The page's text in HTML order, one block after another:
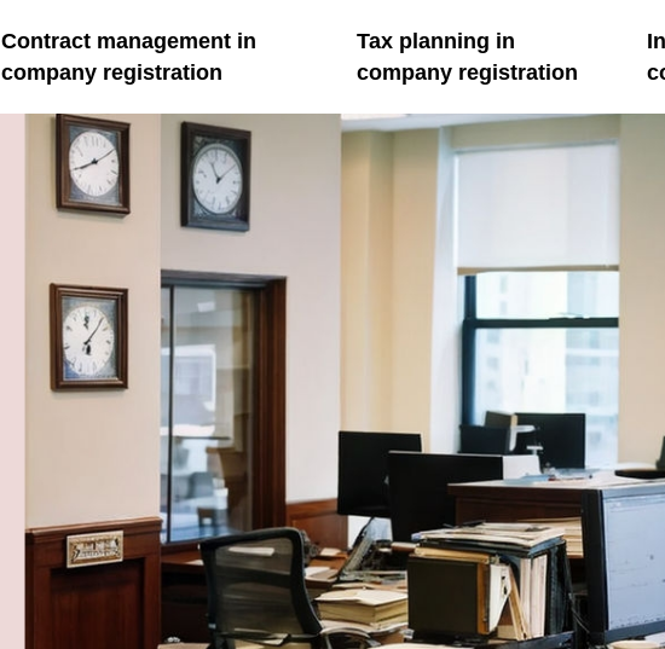
Contract management in
company registration
Tax planning in
company registration